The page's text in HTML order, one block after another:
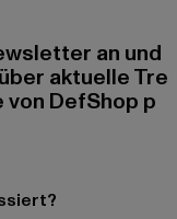
an und
aktuelle Tre
DefShop p